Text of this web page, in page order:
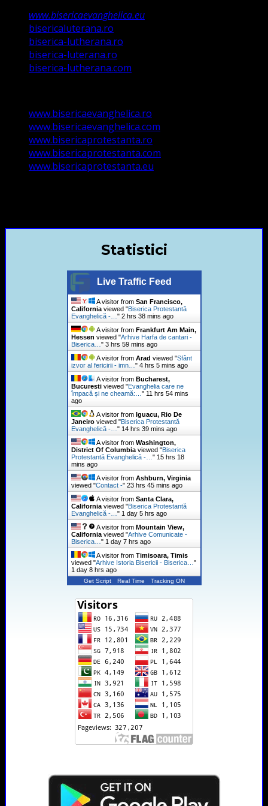
www.bisericaevanghelica.eu
bisericaluterana.ro
biserica-lutherana.ro
biserica-luterana.ro
biserica-lutherana.com
www.bisericaevanghelica.ro
www.bisericaevanghelica.com
www.bisericaprotestanta.ro
www.bisericaprotestanta.com
www.bisericaprotestanta.eu
Statistici
Live Traffic Feed
A visitor from San Francisco,
Californiaviewed "Biserica Protestantă
Evanghelică -… " 2 hrs 38 mins ago
A visitor from Frankfurt Am Main,
Hessen viewed "Arhive Harfa de cantari -
Biserica… " 3 hrs 59 mins ago
A visitor from Arad viewed "Sfânt
izvor al fericirii - imn… " 4 hrs 5 mins ago
A visitor from Bucharest,
Bucurestiviewed "Evanghelia care ne
împacă și ne cheamă:… " 11 hrs 54 mins
ago
A visitor from Iguacu, Rio De
Janeiroviewed "Biserica Protestantă
Evanghelică -… " 14 hrs 39 mins ago
A visitor from Washington,
District Of Columbiaviewed "Biserica
Protestantă Evanghelică -… " 15 hrs 18
mins ago
A visitor from Ashburn, Virginia
viewed "Contact -" 23 hrs 45 mins ago
A visitor from Santa Clara,
Californiaviewed "Biserica Protestantă
Evanghelică -… " 1 day 5 hrs ago
A visitor from Mountain View,
Californiaviewed "Arhive Comunicate -
Biserica… " 1 day 7 hrs ago
A visitor from Timisoara, Timis
viewed "Arhive Istoria Bisericii - Biserica… "
1 day 8 hrs ago
Get Script Real Time Tracking ON